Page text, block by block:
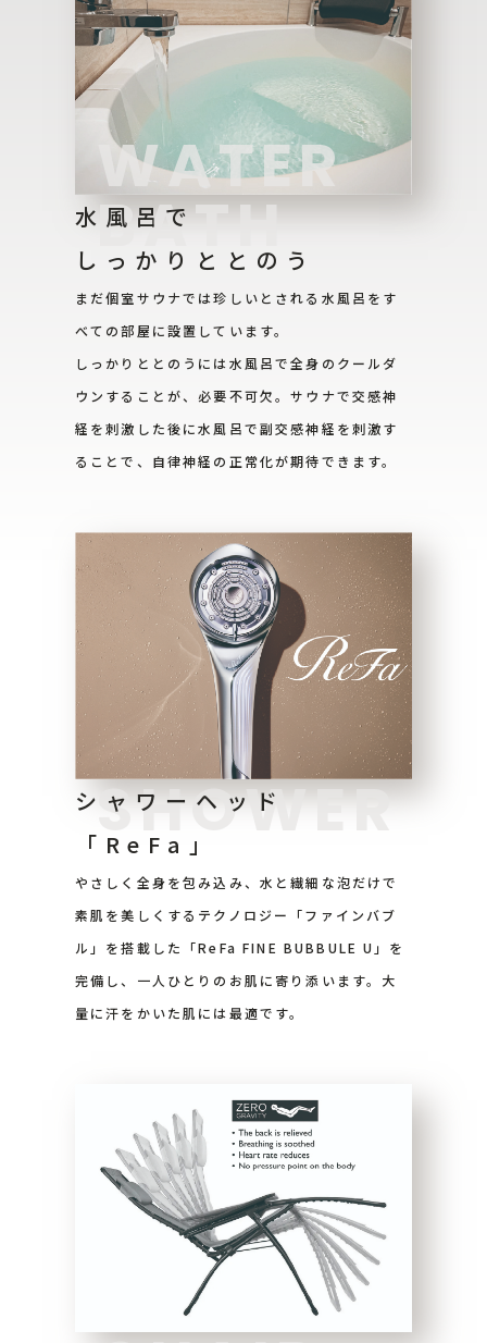
WATER
BATH
水風呂で
しっかりととのう
まだ個室サウナでは珍しいとされる水風呂をす
べての部屋に設置しています。
しっかりととのうには水風呂で全身のクールダ
ウンすることが、必要不可欠。サウナで交感神
経を刺激した後に水風呂で副交感神経を刺激す
ることで、自律神経の正常化が期待できます。
SHOWER
シャワーヘッド
「ReFa」
やさしく全身を包み込み、水と繊細な泡だけで
素肌を美しくするテクノロジー「ファインバブ
ル」を搭載した「ReFa FINE BUBBULE U」を
完備し、一人ひとりのお肌に寄り添います。大
量に汗をかいた肌には最適です。